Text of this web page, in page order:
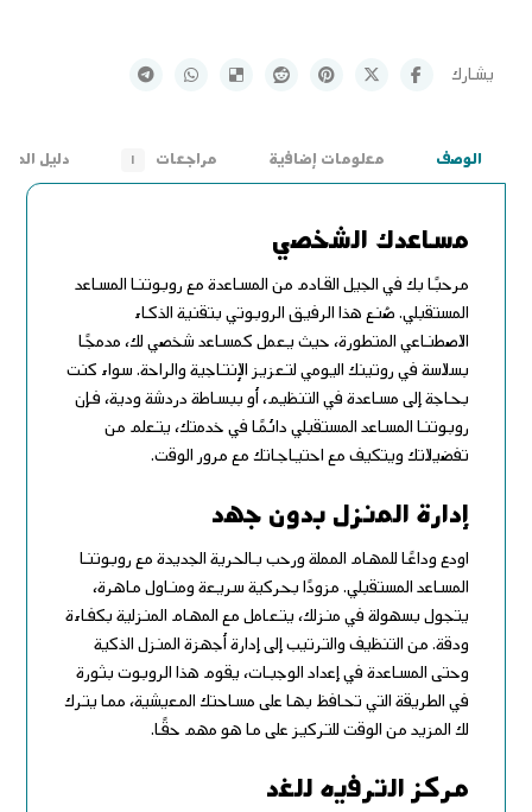
الوصف معلومات إضافية مراجعات ١ دليل
مساعدك الشخصي
مرحبًا بك في الجيل القادم من المساعدة مع روبوتنا المساعد
المستقبلي. صُنع هذا الرفيق الروبوتي بتقنية الذكاء
الاصطناعي المتطورة، حيث يعمل كمساعد شخصي لك، مدمجًا
بسلاسة في روتينك اليومي لتعزيز الإنتاجية والراحة. سواء كنت
بحاجة إلى مساعدة في التنظيم، أو ببساطة دردشة ودية، فإن
روبوتنا المساعد المستقبلي دائمًا في خدمتك، يتعلم من
تفضيلاتك ويتكيف مع احتياجاتك مع مرور الوقت.
إدارة المنزل بدون جهد
اودع وداعًا للمهام المملة ورحب بالحرية الجديدة مع روبوتنا
المساعد المستقبلي. مزودًا بحركية سريعة ومناول ماهرة،
يتجول بسهولة في منزلك، يتعامل مع المهام المنزلية بكفاءة
ودقة. من التنظيف والترتيب إلى إدارة أجهزة المنزل الذكية
وحتى المساعدة في إعداد الوجبات، يقوم هذا الروبوت بثورة
في الطريقة التي تحافظ بها على مساحتك المعيشية، مما يترك
لك المزيد من الوقت للتركيز على ما هو مهم حقًا.
مركز الترفيه للغد